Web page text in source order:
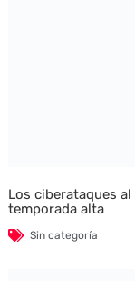
Los ciberataques
temporada alta
Sin categoría